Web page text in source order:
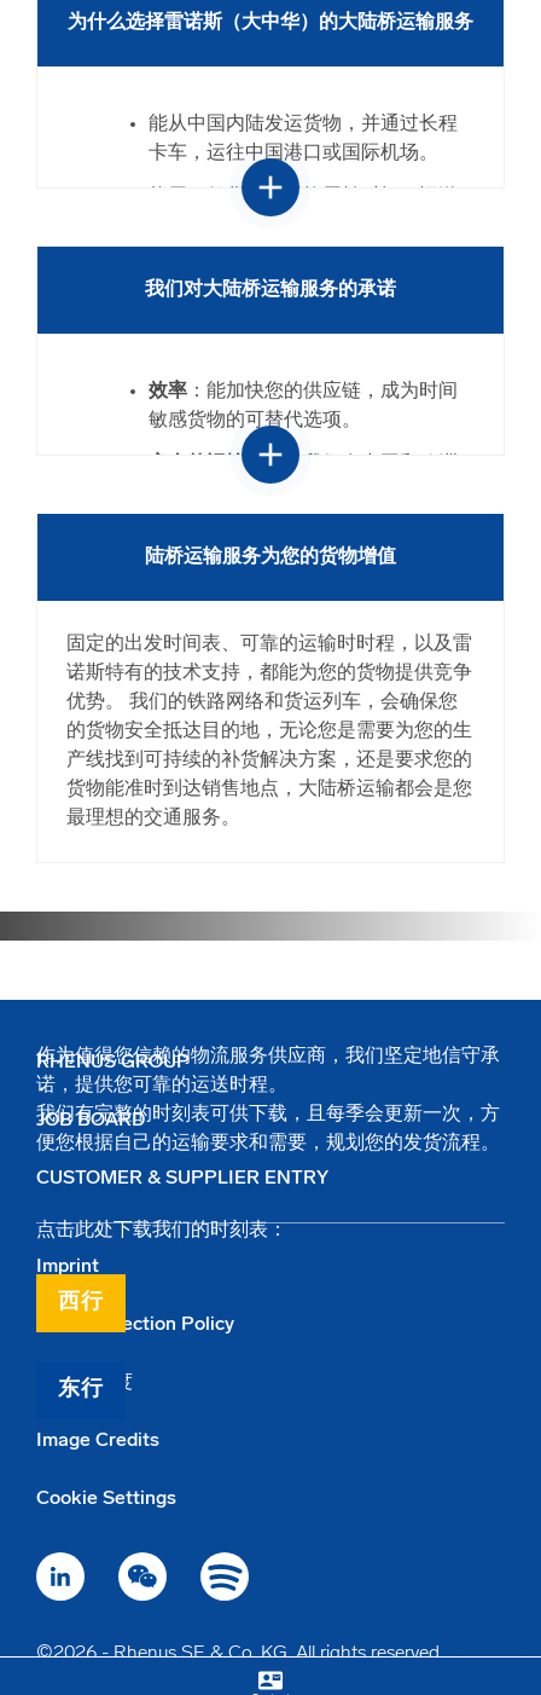
contact_mail
为什么选择雷诺斯（大中华）的大陆桥运输服务
能从中国内陆发运货物，并通过长程
卡车，运往中国港口或国际机场。
能用一般货物的平均周转时间，运送
洲配送中心或生产设施。
程。
拥有可持续性的企业承诺。
add
我们对大陆桥运输服务的承诺
效率 ：能加快您的供应链，成为时间
敏感货物的可替代选项。
安全的运输连接
：我们在中国和欧洲
国、哈萨克斯坦、俄罗斯和白俄罗斯
都设有专门的运营团队，以确保能安
全和及时地交付货物。
降低供应链成本：能降低物流成本和
交货时间，有效控制在途库存成本。
可靠性：固定的出发时刻表，和可信
赖的运送过程，能提高您运输规划的
add
陆桥运输服务为您的货物增值
固定的出发时间表、可靠的运输时时程，以及雷
诺斯特有的技术支持，都能为您的货物提供竞争
优势。 我们的铁路网络和货运列车，会确保您
的货物安全抵达目的地，无论您是需要为您的生
产线找到可持续的补货解决方案，还是要求您的
货物能准时到达销售地点，大陆桥运输都会是您
最理想的交通服务。
作为值得您信赖的物流服务供应商，我们坚定地信守承
诺，提供您可靠的运送时程。
我们有完整的时刻表可供下载，且每季会更新一次，方
便您根据自己的运输要求和需要，规划您的发货流程。
点击此处下载我们的时刻表：
西行
东行
RHENUS GROUP
JOB BOARD
CUSTOMER & SUPPLIER ENTRY
Imprint
Data Protection Policy
举报人制度
Image Credits
Cookie Settings
©2026 - Rhenus SE & Co. KG. All rights reserved.